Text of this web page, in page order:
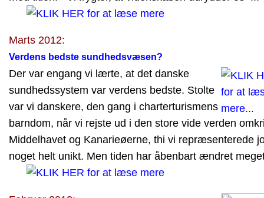
Marts 2012:
Verdens bedste sundhedsvæsen?
Der var engang vi lærte, at det danske
sundhedssystem var verdens bedste. Stolte
var vi danskere, den gang i charterturismens
barndom, når vi rejste ud i den store vide verden
Middelhavet og Kanarieøerne, thi vi repræsenterede
noget helt unikt. Men tiden har åbenbart ændret